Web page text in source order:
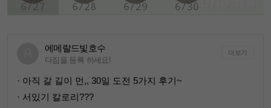
에메랄드빛호수
다짐을 등록 하세요!
더보기
· 아직 갈 길이 먼,, 30일 도전 5가지 후기~
· 서있기 칼로리???